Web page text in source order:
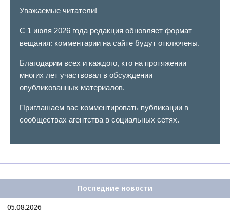
Уважаемые читатели!
С 1 июля 2026 года редакция обновляет формат
вещания: комментарии на сайте будут отключены.
Благодарим всех и каждого, кто на протяжении
многих лет участвовал в обсуждении
опубликованных материалов.
Приглашаем вас комментировать публикации в
сообществах агентства в социальных сетях.
Последние новости
05.08.2026